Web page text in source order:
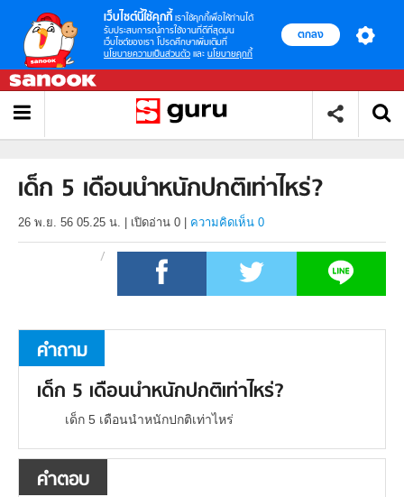
เว็บไซต์นี้ใช้คุกกี้ เราใช้คุกกี้เพื่อให้ท่านได้
รับประสบการณ์การใช้งานที่ดีที่สุดบน
เว็บไซต์ของเรา โปรดศึกษาเพิ่มเติมที่
นโยบายความเป็นส่วนตัว และ นโยบายคุกกี้
ตกลง
เด็ก 5 เดือนนำหนักปกติเท่าไหร่?
26 พ.ย. 56 05.25 น. เปิดอ่าน 0 ความคิดเห็น 0
คำถาม
เด็ก 5 เดือนนำหนักปกติเท่าไหร่?
เด็ก 5 เดือนนำหนักปกติเท่าไหร่
คำตอบ